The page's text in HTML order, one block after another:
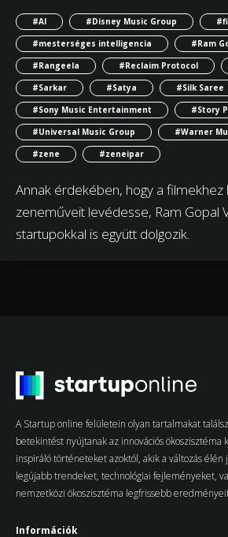
#AI #Disney Music Group
#mesterséges intelligencia
#Ram
#Rangeela
#Reclaim Protocol
#Sarkar
#Satya
#Silk Saree
#Sony Music Entertainment
#Story
#Universal Music Group
#Warner
#zene
#zeneipar
Annak érdekében, hogy a filmekhez
zeneműveit levédesse, Ram Gopal
startupokkal is együtt dolgozik.
A Startup online felületein olyan tartalmakat
betekintést nyújtanak az innovációs ökoszisztéma
inspiráló történeteket azoktól, akik a változás élén
legújabb trendeket, technológiai fejleményeket,
nemzetközi ökoszisztéma legfrissebb
Információk